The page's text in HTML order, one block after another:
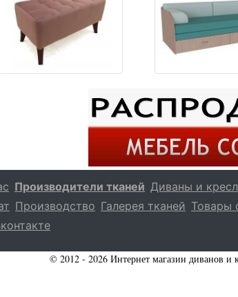
Производители тканей Диваны и
Производство Галерея тканей Товары
© 2012 - 2026 Интернет магазин диванов и